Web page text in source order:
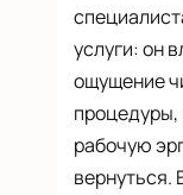
услуги: он
ощущение
процедуры,
рабочую
вернуться.